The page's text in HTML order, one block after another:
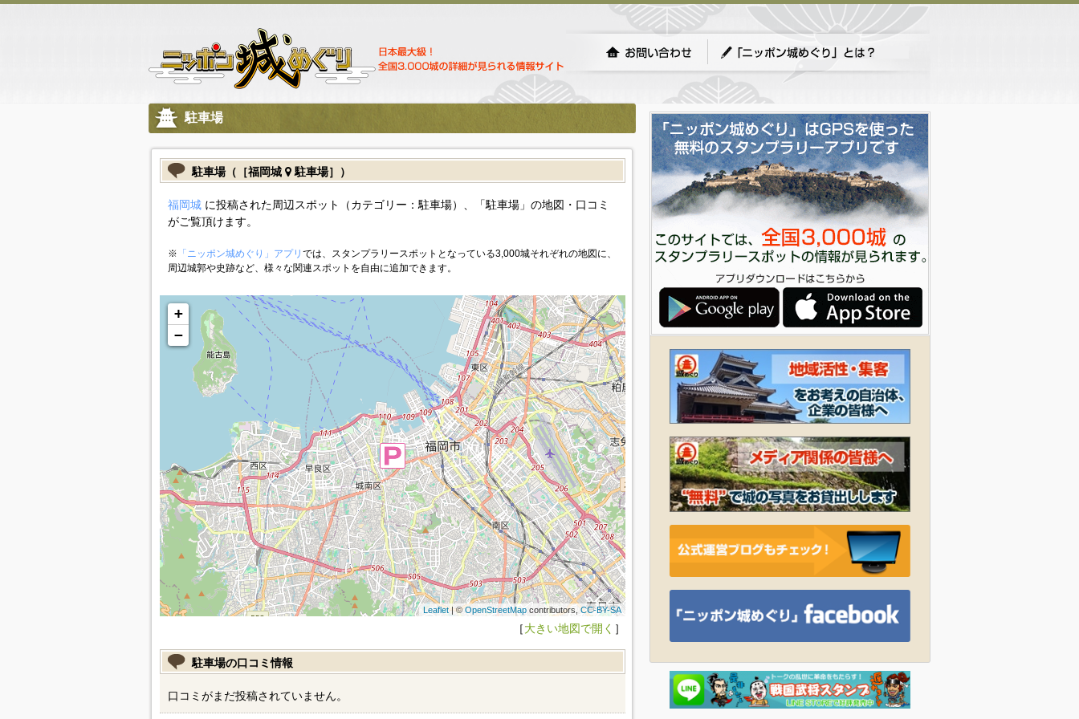
駐車場
駐車場（［福岡城 駐車場］）
福岡城に投稿された周辺スポット（カテゴリー：駐車場）、「駐車場」の地図・口コミ
がご覧頂けます。
※ 「ニッポン城めぐり」アプリ では、スタンプラリースポットとなっている3,000城それぞれの地図に、
周辺城郭や史跡など、様々な関連スポットを自由に追加できます。
+
−
Leaflet| ©OpenStreetMapcontributors,CC-BY-SA
［大きい地図で開く ］
駐車場の口コミ情報
口コミがまだ投稿されていません。